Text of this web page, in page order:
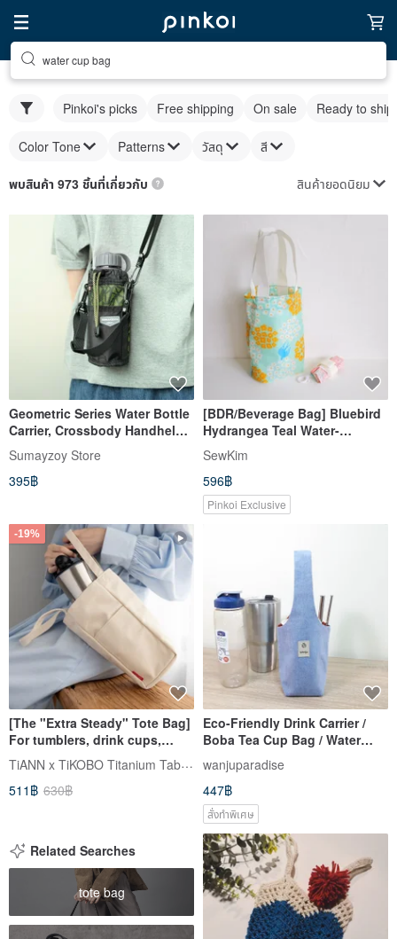
water cup bag
Pinkoi's picks Free shipping On sale Ready to ship
Color Tone Patterns วัสดุ สี
พบสินค้า 973 ชิ้นที่เกี่ยวกับ สินค้ายอดนิยม
Geometric Series Water Bottle
Carrier, Crossbody Handheld,
Outdoor Travel, Dual-Use
Lightweight Insulated Cup
Sleeve, 600ml, Black
Sumayzoy Store
395฿
[BDR/Beverage Bag] Bluebird
Hydrangea Teal Water-
repellent Nylon Fabric Can Be
Stored as a Pendant!
SewKim
596฿
Pinkoi Exclusive
-19%
[The "Extra Steady" Tote Bag]
For tumblers, drink cups,
reusable cups, or as a
crossbody bag
TiANN x TiKOBO Titanium Tableware
511฿ 630฿
Eco-Friendly Drink Carrier /
Boba Tea Cup Bag / Water
Bottle Holder / Small Tote /
Japanese Blue
wanjuparadise
447฿
สั่งทำพิเศษ
Related Searches
tote bag